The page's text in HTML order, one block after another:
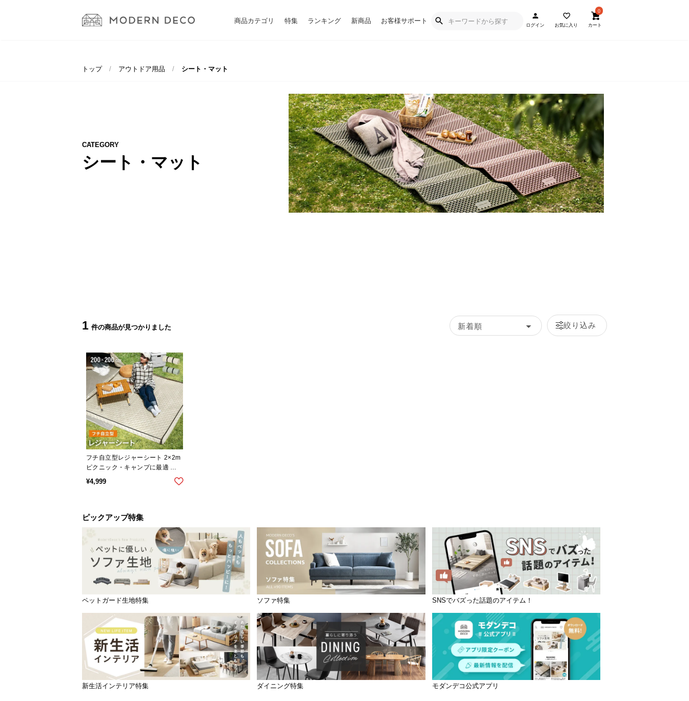
商品カテゴリ 特集 ランキング 新商品 お客様サポート
ログイン お気に入り
0
カート
トップ アウトドア用品 シート・マット
CATEGORY
シート・マット
1 新着順 絞り込み
フチ自立型レジャーシート 2×2m
ピクニック・キャンプに最適 コ
¥4,999
ピックアップ特集
ペットガード生地特集 ソファ特集 SNSでバズった話題のアイテム！
新生活インテリア特集 ダイニング特集 モダンデコ公式アプリ